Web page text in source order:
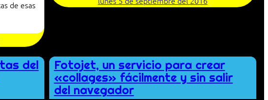
de esas
del
Fotojet, un servicio para crear
«collages» fácilmente y sin salir
del navegador